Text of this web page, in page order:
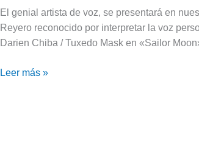
El genial artista de voz, se presentará en
Reyero reconocido por interpretar la voz
Darien Chiba / Tuxedo Mask en «Sailor
Gerardo
Reyero
se
en
Leer más »